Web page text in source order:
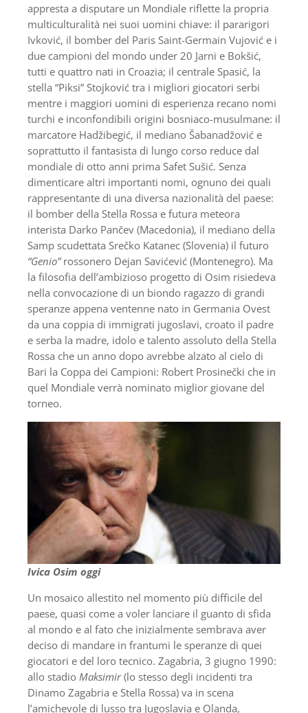
appresta a disputare un Mondiale riflette la propria
multiculturalità nei suoi uomini chiave: il pararigori
Ivković, il bomber del Paris Saint-Germain Vujović e i
due campioni del mondo under 20 Jarni e Bokšić,
tutti e quattro nati in Croazia; il centrale Spasić, la
stella “Piksi” Stojković tra i migliori giocatori serbi
mentre i maggiori uomini di esperienza recano nomi
turchi e inconfondibili origini bosniaco-musulmane: il
marcatore Hadžibegić, il mediano Šabanadžović e
soprattutto il fantasista di lungo corso reduce dal
mondiale di otto anni prima Safet Sušić. Senza
dimenticare altri importanti nomi, ognuno dei quali
rappresentante di una diversa nazionalità del paese:
il bomber della Stella Rossa e futura meteora
interista Darko Pančev (Macedonia), il mediano della
Samp scudettata Srečko Katanec (Slovenia) il futuro
“Genio”rossonero Dejan Savićević (Montenegro). Ma
la filosofia dell’ambizioso progetto di Osim risiedeva
nella convocazione di un biondo ragazzo di grandi
speranze appena ventenne nato in Germania Ovest
da una coppia di immigrati jugoslavi, croato il padre
e serba la madre, idolo e talento assoluto della Stella
Rossa che un anno dopo avrebbe alzato al cielo di
Bari la Coppa dei Campioni: Robert Prosinečki che in
quel Mondiale verrà nominato miglior giovane del
torneo.
Ivica Osim oggi
Un mosaico allestito nel momento più difficile del
paese, quasi come a voler lanciare il guanto di sfida
al mondo e al fato che inizialmente sembrava aver
deciso di mandare in frantumi le speranze di quei
giocatori e del loro tecnico. Zagabria, 3 giugno 1990:
allo stadio Maksimir(lo stesso degli incidenti tra
Dinamo Zagabria e Stella Rossa) va in scena
l’amichevole di lusso tra Jugoslavia e Olanda,